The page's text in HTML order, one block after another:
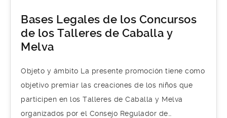
Bases Legales de los Concursos
de los Talleres de Caballa y
Melva
Objeto y ámbito La presente promoción tiene como
objetivo premiar las creaciones de los niños que
participen en los Talleres de Caballa y Melva
organizados por el Consejo Regulador de…